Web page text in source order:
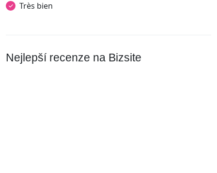
Très bien
Nejlepší recenze na Bizsite